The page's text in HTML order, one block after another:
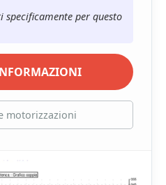
per questo
motorizzazioni